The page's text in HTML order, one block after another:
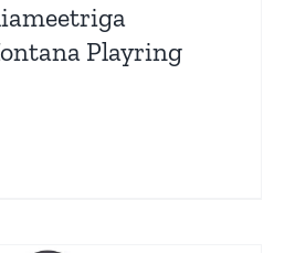
Playring